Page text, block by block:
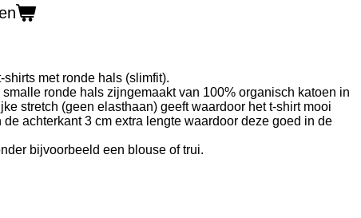
met ronde hals (slimfit).
ronde hals zijngemaakt van 100% organisch katoen in
stretch (geen elasthaan) geeft waardoor het t-shirt mooi
achterkant 3 cm extra lengte waardoor deze goed in de
bijvoorbeeld een blouse of trui.